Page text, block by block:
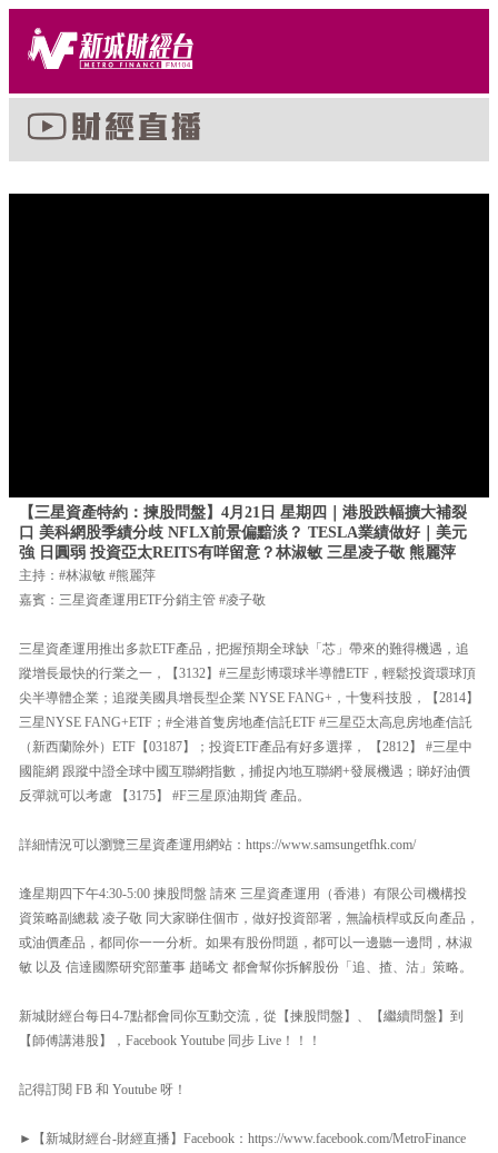
【三星資產特約：揀股問盤】4月21日 星期四｜港股跌幅擴大補裂
口 美科網股季績分歧 NFLX前景偏黯淡？ TESLA業績做好｜美元
強 日圓弱 投資亞太REITS有咩留意？林淑敏 三星凌子敬 熊麗萍
主持：#林淑敏 #熊麗萍
嘉賓：三星資產運用ETF分銷主管 #凌子敬
三星資產運用推出多款ETF產品，把握預期全球缺「芯」帶來的難得機遇，追
蹤增長最快的行業之一，【3132】#三星彭博環球半導體ETF，輕鬆投資環球頂
尖半導體企業；追蹤美國具增長型企業 NYSE FANG+，十隻科技股，【2814】
三星NYSE FANG+ETF；#全港首隻房地產信託ETF #三星亞太高息房地產信託
（新西蘭除外）ETF【03187】；投資ETF產品有好多選擇， 【2812】 #三星中
國龍網 跟蹤中證全球中國互聯網指數，捕捉內地互聯網+發展機遇；睇好油價
反彈就可以考慮 【3175】 #F三星原油期貨 產品。
詳細情況可以瀏覽三星資產運用網站：https://www.samsungetfhk.com/
逢星期四下午4:30-5:00 揀股問盤 請來 三星資產運用（香港）有限公司機構投
資策略副總裁 凌子敬 同大家睇住個市，做好投資部署，無論槓桿或反向產品，
或油價產品，都同你一一分析。如果有股份問題，都可以一邊聽一邊問，林淑
敏 以及 信達國際研究部董事 趙晞文 都會幫你拆解股份「追、揸、沽」策略。
新城財經台每日4-7點都會同你互動交流，從【揀股問盤】、【繼續問盤】到
【師傅講港股】，Facebook Youtube 同步 Live！！！
記得訂閱 FB 和 Youtube 呀！
►【新城財經台-財經直播】Facebook：https://www.facebook.com/MetroFinance